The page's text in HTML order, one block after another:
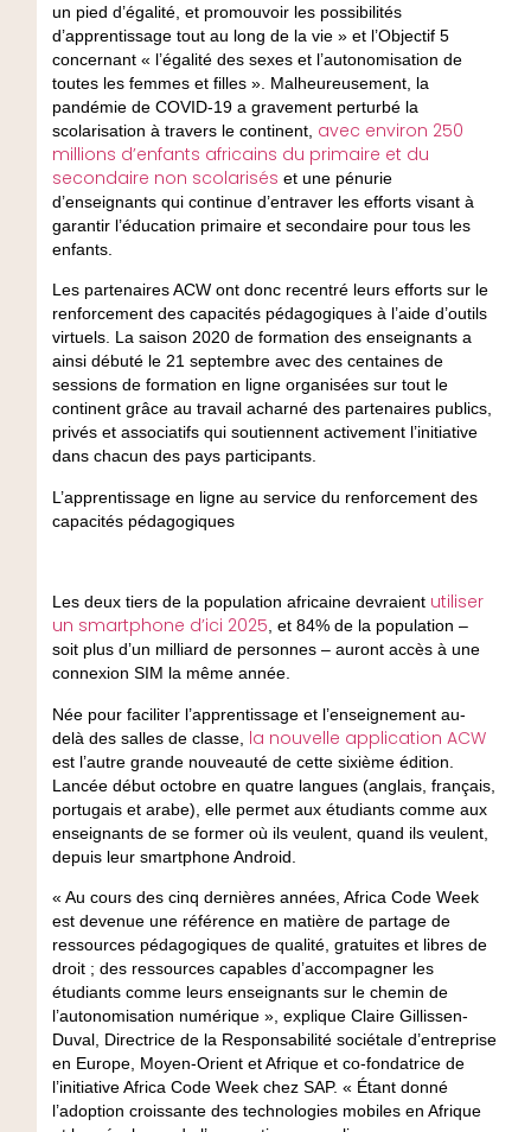
un pied d’égalité, et promouvoir les possibilités
d’apprentissage tout au long de la vie » et l’Objectif 5
concernant « l’égalité des sexes et l’autonomisation de
toutes les femmes et filles ». Malheureusement, la
pandémie de COVID-19 a gravement perturbé la
scolarisation à travers le continent, avec environ 250
millions d’enfants africains du primaire et du
secondaire non scolarisés et une pénurie
d’enseignants qui continue d’entraver les efforts visant à
garantir l’éducation primaire et secondaire pour tous les
enfants.
Les partenaires ACW ont donc recentré leurs efforts sur le
renforcement des capacités pédagogiques à l’aide d’outils
virtuels. La saison 2020 de formation des enseignants a
ainsi débuté le 21 septembre avec des centaines de
sessions de formation en ligne organisées sur tout le
continent grâce au travail acharné des partenaires publics,
privés et associatifs qui soutiennent activement l’initiative
dans chacun des pays participants.
L’apprentissage en ligne au service du renforcement des
capacités pédagogiques
Les deux tiers de la population africaine devraient utiliser
un smartphone d’ici 2025, et 84% de la population –
soit plus d’un milliard de personnes – auront accès à une
connexion SIM la même année.
Née pour faciliter l’apprentissage et l’enseignement au-
delà des salles de classe, la nouvelle application ACW
est l’autre grande nouveauté de cette sixième édition.
Lancée début octobre en quatre langues (anglais, français,
portugais et arabe), elle permet aux étudiants comme aux
enseignants de se former où ils veulent, quand ils veulent,
depuis leur smartphone Android.
« Au cours des cinq dernières années, Africa Code Week
est devenue une référence en matière de partage de
ressources pédagogiques de qualité, gratuites et libres de
droit ; des ressources capables d’accompagner les
étudiants comme leurs enseignants sur le chemin de
l’autonomisation numérique », explique Claire Gillissen-
Duval, Directrice de la Responsabilité sociétale d’entreprise
en Europe, Moyen-Orient et Afrique et co-fondatrice de
l’initiative Africa Code Week chez SAP. « Étant donné
l’adoption croissante des technologies mobiles en Afrique